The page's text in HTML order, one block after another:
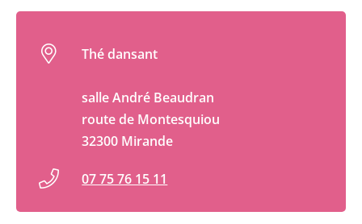
Thé dansant
salle André Beaudran
route de Montesquiou
32300 Mirande
07 75 76 15 11